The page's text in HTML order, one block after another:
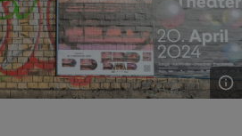
The Rocket Science
Group LLC
.eventim.de
4
www.eventim.de